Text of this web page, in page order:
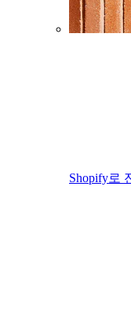
Shopify로